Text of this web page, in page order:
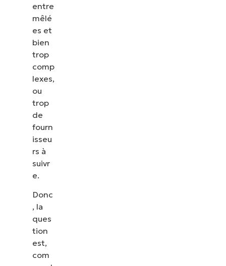
entre
mêlé
es et
bien
trop
comp
lexes,
ou
trop
de
fourn
isseu
rs à
suivr
e.
Donc
, la
ques
tion
est,
com